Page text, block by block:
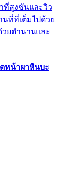
ที่สูงชันและวิว
นที่ที่เต็มไปด้วย
วยตำนานและ
หน้าผาหินบะ